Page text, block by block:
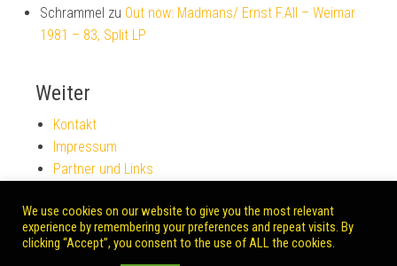
Schrammel zu Out now: Madmans/ Ernst F.All – Weimar
1981 – 83, Split LP
Weiter
Kontakt
Impressum
Partner und Links
We use cookies on our website to give you the most relevant
experience by remembering your preferences and repeat visits. By
clicking “Accept”, you consent to the use of ALL the cookies.